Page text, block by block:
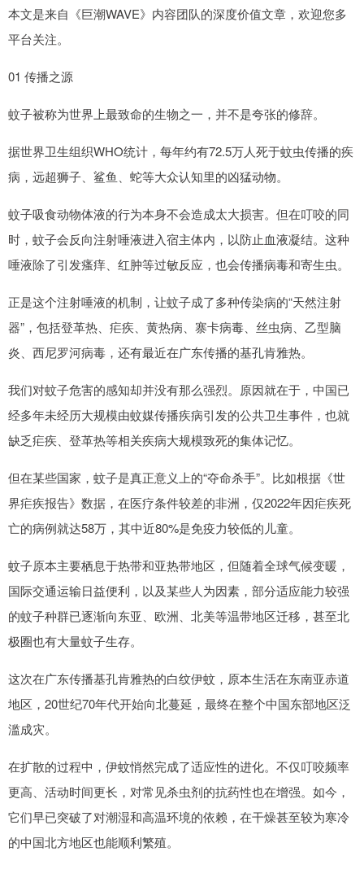
本文是来自《巨潮WAVE》内容团队的深度价值文章，欢迎您多
平台关注。
01 传播之源
蚊子被称为世界上最致命的生物之一，并不是夸张的修辞。
据世界卫生组织WHO统计，每年约有72.5万人死于蚊虫传播的疾
病，远超狮子、鲨鱼、蛇等大众认知里的凶猛动物。
蚊子吸食动物体液的行为本身不会造成太大损害。但在叮咬的同
时，蚊子会反向注射唾液进入宿主体内，以防止血液凝结。这种
唾液除了引发瘙痒、红肿等过敏反应，也会传播病毒和寄生虫。
正是这个注射唾液的机制，让蚊子成了多种传染病的“天然注射
器”，包括登革热、疟疾、黄热病、寨卡病毒、丝虫病、乙型脑
炎、西尼罗河病毒，还有最近在广东传播的基孔肯雅热。
我们对蚊子危害的感知却并没有那么强烈。原因就在于，中国已
经多年未经历大规模由蚊媒传播疾病引发的公共卫生事件，也就
缺乏疟疾、登革热等相关疾病大规模致死的集体记忆。
但在某些国家，蚊子是真正意义上的“夺命杀手”。比如根据《世
界疟疾报告》数据，在医疗条件较差的非洲，仅2022年因疟疾死
亡的病例就达58万，其中近80%是免疫力较低的儿童。
蚊子原本主要栖息于热带和亚热带地区，但随着全球气候变暖，
国际交通运输日益便利，以及某些人为因素，部分适应能力较强
的蚊子种群已逐渐向东亚、欧洲、北美等温带地区迁移，甚至北
极圈也有大量蚊子生存。
这次在广东传播基孔肯雅热的白纹伊蚊，原本生活在东南亚赤道
地区，20世纪70年代开始向北蔓延，最终在整个中国东部地区泛
滥成灾。
在扩散的过程中，伊蚊悄然完成了适应性的进化。不仅叮咬频率
更高、活动时间更长，对常见杀虫剂的抗药性也在增强。如今，
它们早已突破了对潮湿和高温环境的依赖，在干燥甚至较为寒冷
的中国北方地区也能顺利繁殖。